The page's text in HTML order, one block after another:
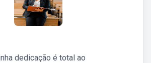
dedicação é total ao